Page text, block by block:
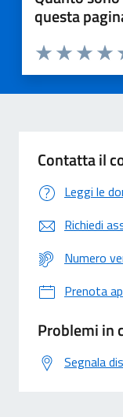
questa
Valuta 3
Valuta 2
Valuta 1 stelle
Contatta il
Leggi le
Richiedi
Numero
Prenota
Problemi in
Segnala